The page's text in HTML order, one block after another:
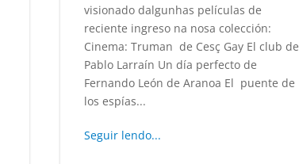
visionado dalgunhas películas de
reciente ingreso na nosa colección:
Cinema: Truman de Cesç Gay El club de
Pablo Larraín Un día perfecto de
Fernando León de Aranoa El puente de
los espías...
Seguir lendo...